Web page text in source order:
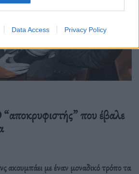
Data Access Privacy Policy
που έβαλε
ακουμπάει με έναν μοναδικό τρόπο τα